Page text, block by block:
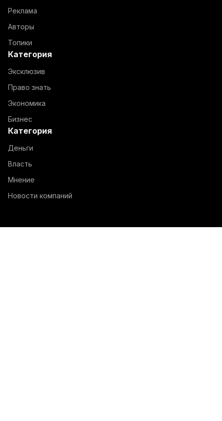
Реклама
Авторы
Топики
Категория
Эксклюзив
Право знать
Экономика
Бизнес
Категория
Деньги
Власть
Мнение
Новости компаний